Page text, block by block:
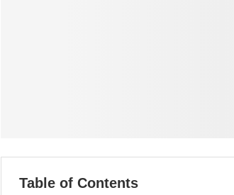
Table of Contents